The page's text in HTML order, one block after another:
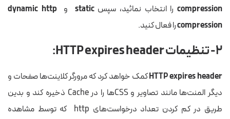
compressionرا انتخاب نمائید، سپسstatic وdynamic http
compressionرا فعال کنید.
۲- تنظیمات HTTP expires header:
HTTP expires headerکمک خواهد کرد که مرورگر کلاینت‌ها صفحات و
دیگر المنت‌ها مانند تصاویر و CSSها را در Cache ذخیره کند و بدین
طریق در کم کردن تعداد درخواست‌های http که توسط مشاهده